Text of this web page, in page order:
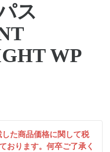
ス
WP
た商品価格に関して税
おります。何卒ご了承く